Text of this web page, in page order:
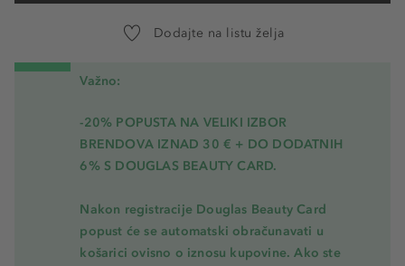
Dodajte na listu želja
Važno:
-20% POPUSTA NA VELIKI IZBOR
BRENDOVA IZNAD 30 € + DO DODATNIH
6% S DOUGLAS BEAUTY CARD.
Nakon registracije Douglas Beauty Card
popust će se automatski obračunavati u
košarici ovisno o iznosu kupovine. Ako ste